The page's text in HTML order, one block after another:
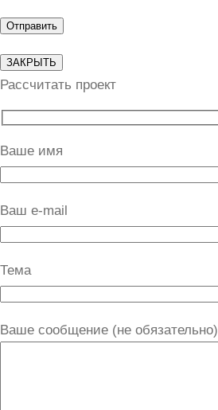
ЗАКРЫТЬ
Рассчитать проект
Ваше имя
Ваш e-mail
Тема
Ваше сообщение (не обязательно)